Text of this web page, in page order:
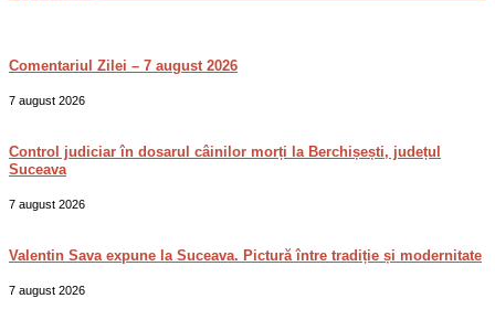
Comentariul Zilei – 7 august 2026
7 august 2026
Control judiciar în dosarul câinilor morți la Berchișești, județul
Suceava
7 august 2026
Valentin Sava expune la Suceava. Pictură între tradiție și modernitate
7 august 2026